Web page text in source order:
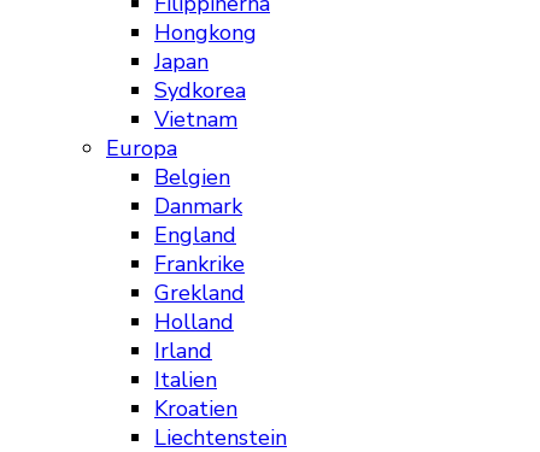
Hongkong
Japan
Sydkorea
Vietnam
Europa
Belgien
Danmark
England
Frankrike
Grekland
Holland
Irland
Italien
Kroatien
Liechtenstein